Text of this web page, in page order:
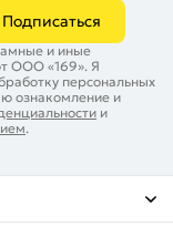
Подписаться
и иные
ООО «169». Я
персональных
ознакомление и
и
.